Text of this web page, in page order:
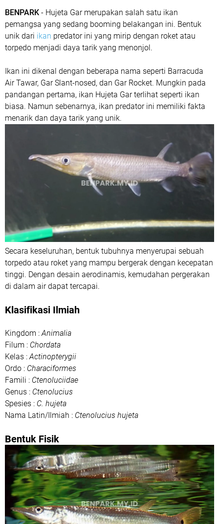
BENPARK - Hujeta Gar merupakan salah satu ikan
pemangsa yang sedang booming belakangan ini. Bentuk
unik dari ikan predator ini yang mirip dengan roket atau
torpedo menjadi daya tarik yang menonjol.
Ikan ini dikenal dengan beberapa nama seperti Barracuda
Air Tawar, Gar Slant-nosed, dan Gar Rocket. Mungkin pada
pandangan pertama, ikan Hujeta Gar terlihat seperti ikan
biasa. Namun sebenarnya, ikan predator ini memiliki fakta
menarik dan daya tarik yang unik.
Secara keseluruhan, bentuk tubuhnya menyerupai sebuah
torpedo atau roket yang mampu bergerak dengan kecepatan
tinggi. Dengan desain aerodinamis, kemudahan pergerakan
di dalam air dapat tercapai.
Klasifikasi Ilmiah
Kingdom : Animalia
Filum : Chordata
Kelas : Actinopterygii
Ordo : Characiformes
Famili : Ctenoluciidae
Genus : Ctenolucius
Spesies : C. hujeta
Nama Latin/Ilmiah : Ctenolucius hujeta
Bentuk Fisik